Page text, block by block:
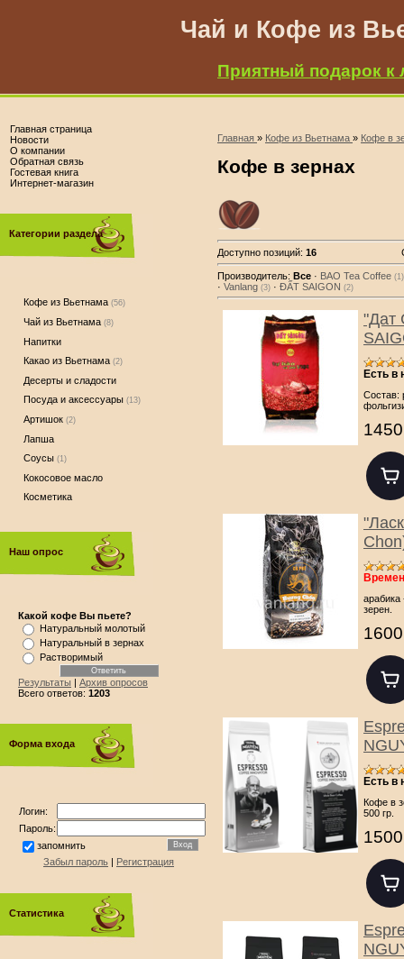
Чай и Кофе из
Приятный подарок к
Главная страница
Новости
О компании
Обратная связь
Гостевая книга
Интернет-магазин
Категории раздела
Кофе из Вьетнама (56)
Чай из Вьетнама (8)
Напитки
Какао из Вьетнама (2)
Десерты и сладости
Посуда и аксессуары (13)
Артишок (2)
Лапша
Соусы (1)
Кокосовое масло
Косметика
Наш опрос
Какой кофе Вы пьете?
Натуральный молотый
Натуральный в зернах
Растворимый
Результаты | Архив опросов
Всего ответов: 1203
Форма входа
Логин:
Пароль:
запомнить
Забыл пароль | Регистрация
Статистика
Главная » Кофе из Вьетнама » Кофе в
Кофе в зернах
Доступно позиций: 16
Производитель: Все · BAO Tea Coffee (1)
· Vanlang (3) · ĐẤT SAIGON (2)
"Дат
Есть в
Состав:
арабика
зерен.
Есть в
Кофе в
500 гр.